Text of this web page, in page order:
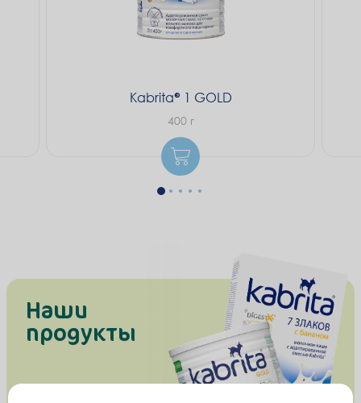
Kabrita 1 GOLD
400 г
Наши
продукты